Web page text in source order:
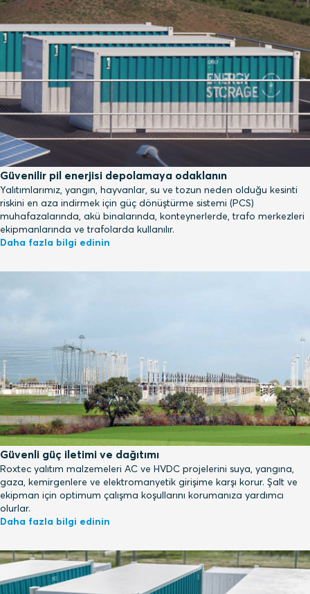
Güvenilir pil enerjisi depolamaya odaklanın
Yalıtımlarımız, yangın, hayvanlar, su ve tozun neden olduğu kesinti
riskini en aza indirmek için güç dönüştürme sistemi (PCS)
muhafazalarında, akü binalarında, konteynerlerde, trafo merkezleri
ekipmanlarında ve trafolarda kullanılır.
Daha fazla bilgi edinin
Güvenli güç iletimi ve dağıtımı
Roxtec yalıtım malzemeleri AC ve HVDC projelerini suya, yangına,
gaza, kemirgenlere ve elektromanyetik girişime karşı korur. Şalt ve
ekipman için optimum çalışma koşullarını korumanıza yardımcı
olurlar.
Daha fazla bilgi edinin